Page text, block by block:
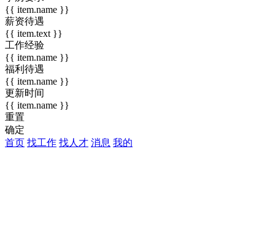
{{ item.name }}
薪资待遇
{{ item.text }}
工作经验
{{ item.name }}
福利待遇
{{ item.name }}
更新时间
{{ item.name }}
重置
确定
首页 找工作 找人才 消息 我的